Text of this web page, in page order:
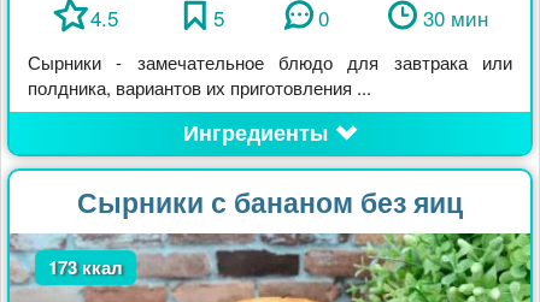
4.5 5 0 30 мин
Сырники - замечательное блюдо для завтрака или
полдника, вариантов их приготовления ...
Ингредиенты
Сырники с бананом без яиц
173 ккал